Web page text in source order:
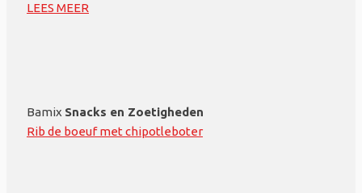
LEES MEER
Bamix Snacks en Zoetigheden
Rib de boeuf met chipotleboter